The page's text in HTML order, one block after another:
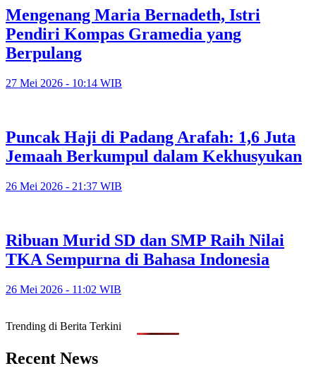
Mengenang Maria Bernadeth, Istri
Pendiri Kompas Gramedia yang
Berpulang
27 Mei 2026 - 10:14 WIB
Puncak Haji di Padang Arafah: 1,6 Juta
Jemaah Berkumpul dalam Kekhusyukan
26 Mei 2026 - 21:37 WIB
Ribuan Murid SD dan SMP Raih Nilai
TKA Sempurna di Bahasa Indonesia
26 Mei 2026 - 11:02 WIB
Trending di Berita Terkini
Recent News